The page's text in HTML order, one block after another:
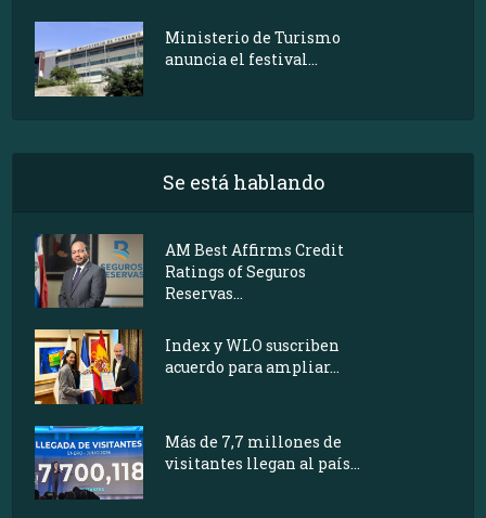
Ministerio de Turismo
anuncia el festival...
Se está hablando
AM Best Affirms Credit
Ratings of Seguros
Reservas...
Index y WLO suscriben
acuerdo para ampliar...
Más de 7,7 millones de
visitantes llegan al país...